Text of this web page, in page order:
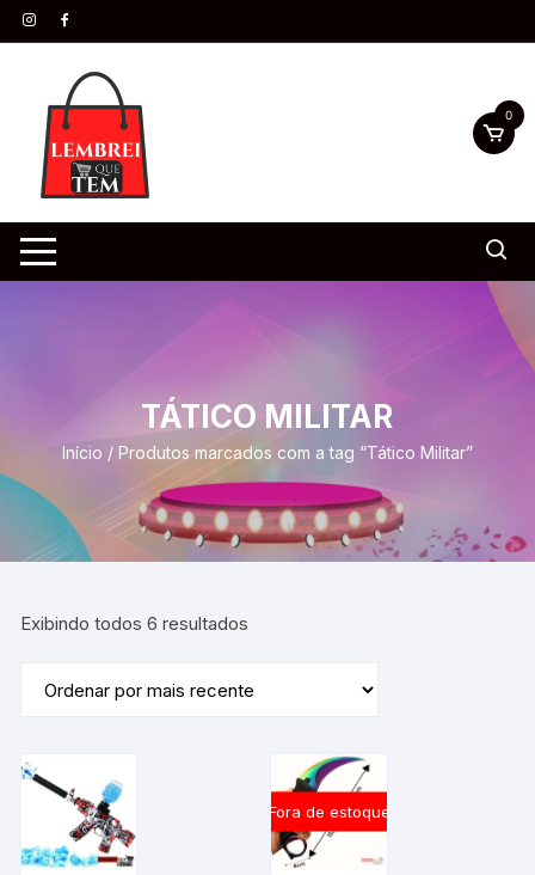
0
TÁTICO MILITAR
Início / Produtos marcados com a tag “Tático Militar”
Exibindo todos 6 resultados
Fora de estoque